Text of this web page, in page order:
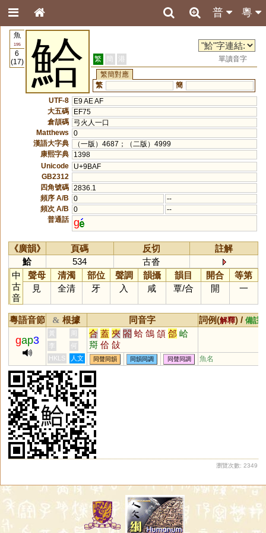
粵
普
魚
195
6
(17)
鮯 繁 簡 港
單讀音字
繁簡對應
繁
簡
UTF-8
E9 AE AF
大五碼
EF75
倉頡碼
弓火人一口
Matthews
0
漢語大字典
（一版）4687；（二版）4999
康熙字典
1398
Unicode
U+9BAF
GB2312
四角號碼 2836.1
頻序 A/B
0
--
頻次 A/B
0
--
普通話 g
《廣韻》 頁碼 反切
註解
鮯
534
古沓
中
古
音
聲母 清濁 部位 聲調 韻攝 韻目 開合
等第
見
全清 牙 入 咸 覃/合 開 一
粵語音節 & 根據 同音字 詞例(解釋) / 備註
gap3
黃 周 合 蓋 夾 閤 蛤 鴿 頜 郃 峆
搿 佮 敆
李
何
HKLS
人文 同聲同韻 同韻同調 同聲同調 魚名
瀏覽次數: 2349